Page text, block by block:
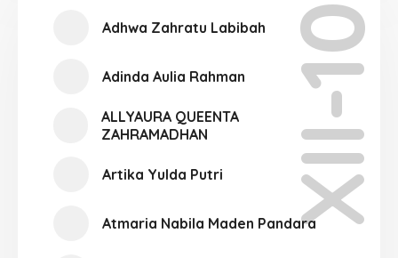
XII-10
Adhwa Zahratu Labibah
Adinda Aulia Rahman
ALLYAURA QUEENTA
ZAHRAMADHAN
Artika Yulda Putri
Atmaria Nabila Maden Pandara